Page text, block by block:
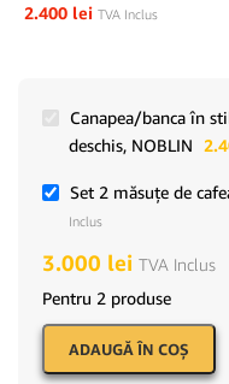
2.400 lei TVA Inclus
Canapea/banca în
deschis, NOBLIN
Set 2 măsuţe de
Inclus
3.000 lei TVA Inclus
Pentru 2 produse
ADAUGĂ ÎN COŞ